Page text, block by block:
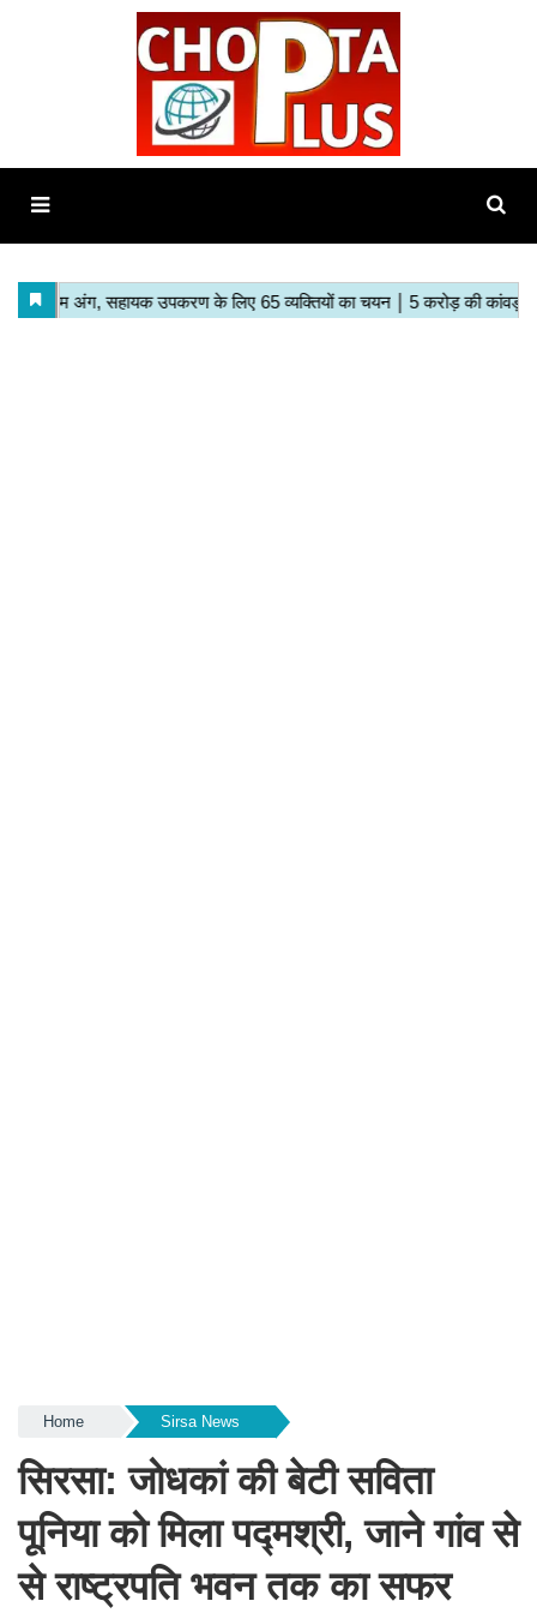
Home Sirsa News
सिरसा: जोधकां की बेटी सविता
पूनिया को मिला पद्मश्री, जाने गांव से
से राष्ट्रपति भवन तक का सफर